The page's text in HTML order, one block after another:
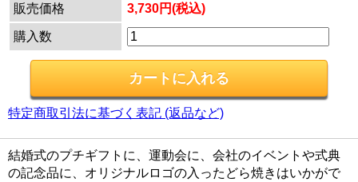
販売価格 3,730円(税込)
購入数
特定商取引法に基づく表記 (返品など)
結婚式のプチギフトに、運動会に、会社のイベントや式典
の記念品に、オリジナルロゴの入ったどら焼きはいかがで